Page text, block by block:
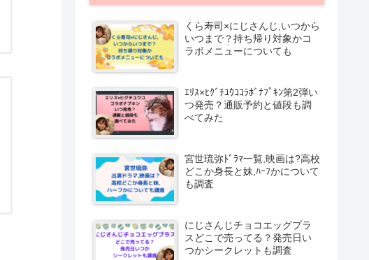
くら寿司×にじさんじ,いつから
いつまで？持ち帰り対象かコ
ラボメニューについても
ｴﾘｽ×ﾋｸﾞﾁﾕｳｺｺﾗﾎﾞﾅﾌﾟｷﾝ第2弾い
つ発売？通販予約と値段も調
べてみた
宮世琉弥ﾄﾞﾗﾏ一覧,映画は?高校
どこか身長と妹,ﾊｰﾌかについて
も調査
にじさんじチョコエッグプラ
スどこで売ってる？発売日い
つかシークレットも調査